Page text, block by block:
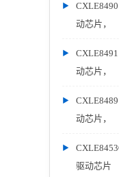
动芯片，
动芯片，
动芯片，
驱动芯片